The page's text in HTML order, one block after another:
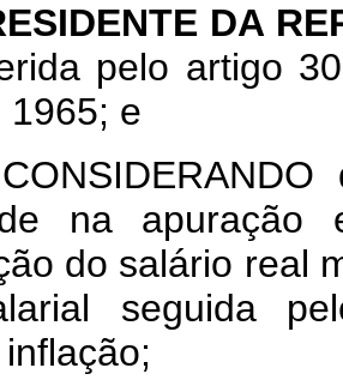
DA
pelo artigo
1965; e
na
do salário real
seguida